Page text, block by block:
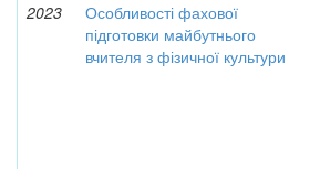
2023
Особливості фахової
підготовки майбутнього
вчителя з фізичної культури